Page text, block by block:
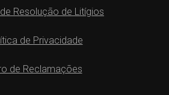
Resolução de Litígios
de Privacidade
de Reclamações